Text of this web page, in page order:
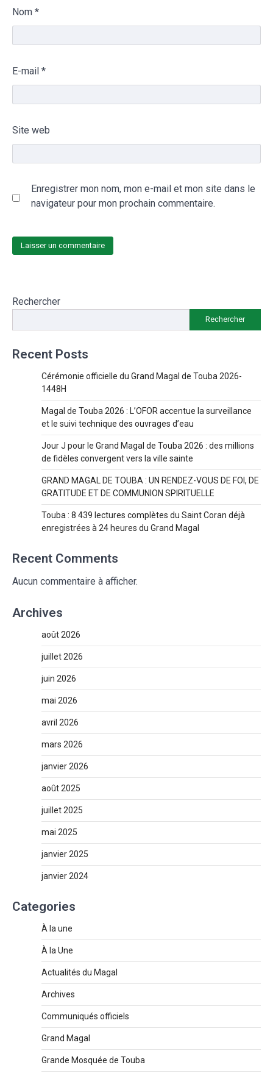
Nom *
E-mail *
Site web
Enregistrer mon nom, mon e-mail et mon site dans le
navigateur pour mon prochain commentaire.
Rechercher
Rechercher
Recent Posts
Cérémonie officielle du Grand Magal de Touba 2026-
1448H
Magal de Touba 2026 : L’OFOR accentue la surveillance
et le suivi technique des ouvrages d’eau
Jour J pour le Grand Magal de Touba 2026 : des millions
de fidèles convergent vers la ville sainte
GRAND MAGAL DE TOUBA : UN RENDEZ-VOUS DE FOI, DE
GRATITUDE ET DE COMMUNION SPIRITUELLE
Touba : 8 439 lectures complètes du Saint Coran déjà
enregistrées à 24 heures du Grand Magal
Recent Comments
Aucun commentaire à afficher.
Archives
août 2026
juillet 2026
juin 2026
mai 2026
avril 2026
mars 2026
janvier 2026
août 2025
juillet 2025
mai 2025
janvier 2025
janvier 2024
Categories
À la une
À la Une
Actualités du Magal
Archives
Communiqués officiels
Grand Magal
Grande Mosquée de Touba